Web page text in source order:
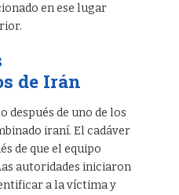
en ese lugar
de Irán
después de uno de los
iraní. El cadáver
de que el equipo
autoridades iniciaron
a la víctima y